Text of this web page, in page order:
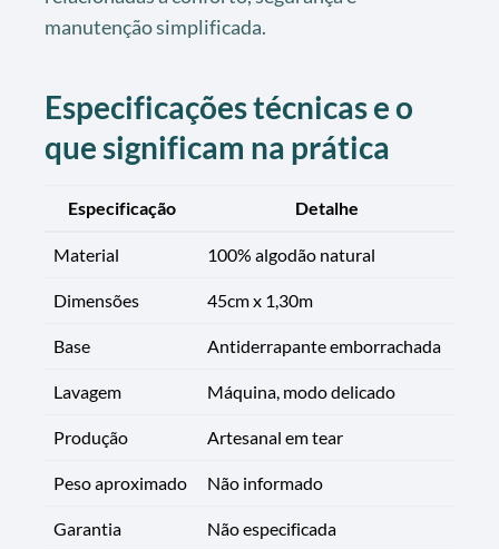
manutenção simplificada.
Especificações técnicas e o
que significam na prática
Especificação Detalhe
Material 100% algodão natural
Dimensões 45cm x 1,30m
Base Antiderrapante emborrachada
Lavagem Máquina, modo delicado
Produção Artesanal em tear
Peso aproximado Não informado
Garantia Não especificada